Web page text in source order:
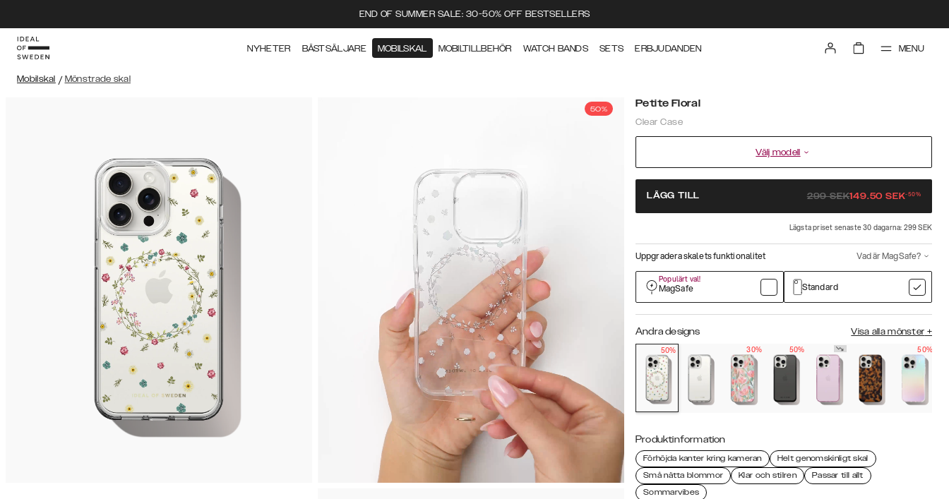
END OF SUMMER SALE: 30-50% OFF BESTSELLERS
NYHETER BÄSTSÄLJARE MOBILSKAL MOBILTILLBEHÖR WATCH BANDS SETS ERBJUDANDEN MENU
Mobilskal / Mönstrade skal
50% Petite Floral
Clear Case
Välj modell
LÄGG TILL 299SEK149.50 SEK-50%
Lägsta priset senaste 30 dagarna: 299 SEK
Uppgradera skalets funktionalitet Vad är MagSafe?
Populärt val!
MagSafe Standard
Andra designs Visa alla mönster +
50%
30% 50% 50%
Produktinformation
Förhöjda kanter kring kameran
Helt genomskinligt skal
Små nätta blommor
Klar och stilren
Passar till allt
Sommarvibes